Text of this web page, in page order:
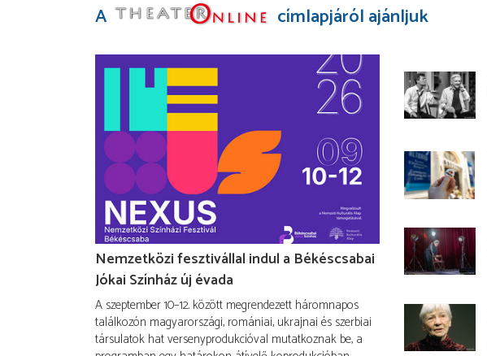
A címlapjáról ajánljuk
Nemzetközi fesztivállal indul a Békéscsabai
Jókai Színház új évada
A szeptember 10–12. között megrendezett háromnapos
találkozón magyarországi, romániai, ukrajnai és szerbiai
társulatok hat versenyprodukcióval mutatkoznak be, a